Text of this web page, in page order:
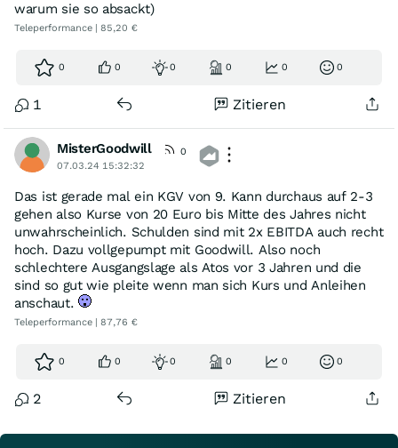
warum sie so absackt)
Teleperformance | 85,20 €
0 0 0 0 0 0
1 Zitieren
MisterGoodwill
0
07.03.24 15:32:32
Das ist gerade mal ein KGV von 9. Kann durchaus auf 2-3
gehen also Kurse von 20 Euro bis Mitte des Jahres nicht
unwahrscheinlich. Schulden sind mit 2x EBITDA auch recht
hoch. Dazu vollgepumpt mit Goodwill. Also noch
schlechtere Ausgangslage als Atos vor 3 Jahren und die
sind so gut wie pleite wenn man sich Kurs und Anleihen
anschaut.
Teleperformance | 87,76 €
0 0 0 0 0 0
2 Zitieren